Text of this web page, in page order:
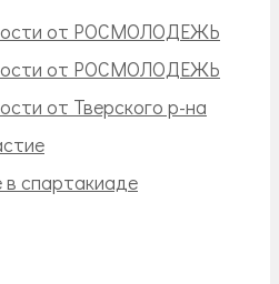
от РОСМОЛОДЕЖЬ
от РОСМОЛОДЕЖЬ
от Тверского р-на
в спартакиаде